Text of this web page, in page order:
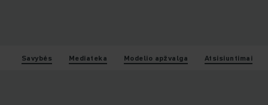
Savybės Mediateka Modelio apžvalga Atsisiuntimai